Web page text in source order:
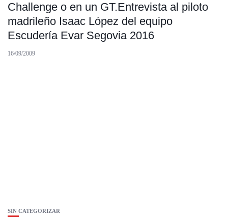
Challenge o en un GT.Entrevista al piloto
madrileño Isaac López del equipo
Escudería Evar Segovia 2016
16/09/2009
SIN CATEGORIZAR